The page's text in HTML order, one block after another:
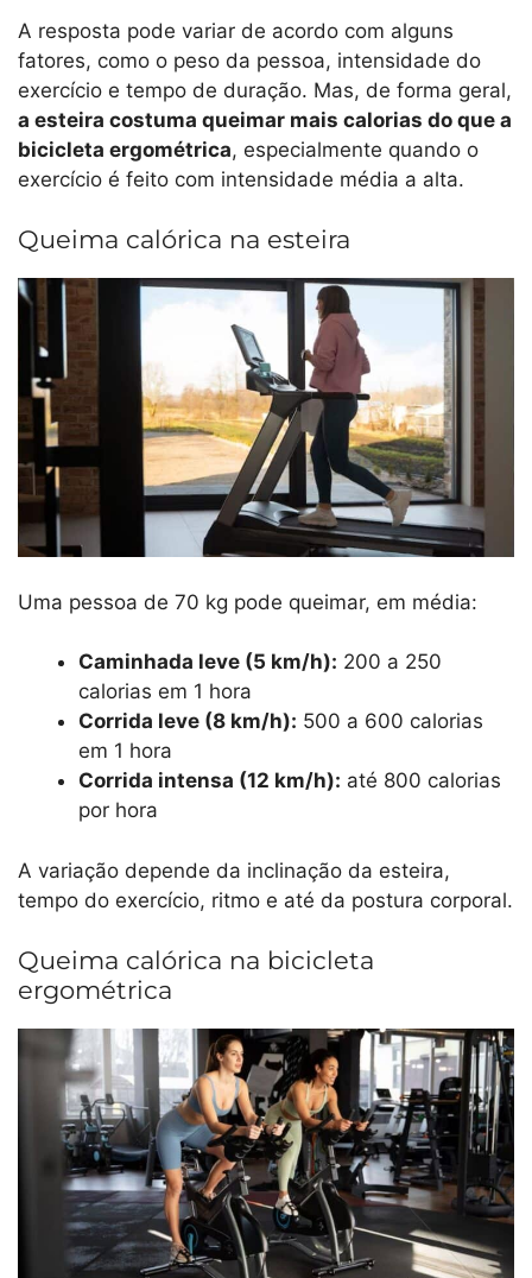
A resposta pode variar de acordo com alguns
fatores, como o peso da pessoa, intensidade do
exercício e tempo de duração. Mas, de forma geral,
a esteira costuma queimar mais calorias do que a
bicicleta ergométrica, especialmente quando o
exercício é feito com intensidade média a alta.
Queima calórica na esteira
Uma pessoa de 70 kg pode queimar, em média:
Caminhada leve (5 km/h): 200 a 250
calorias em 1 hora
Corrida leve (8 km/h): 500 a 600 calorias
em 1 hora
Corrida intensa (12 km/h): até 800 calorias
por hora
A variação depende da inclinação da esteira,
tempo do exercício, ritmo e até da postura corporal.
Queima calórica na bicicleta
ergométrica